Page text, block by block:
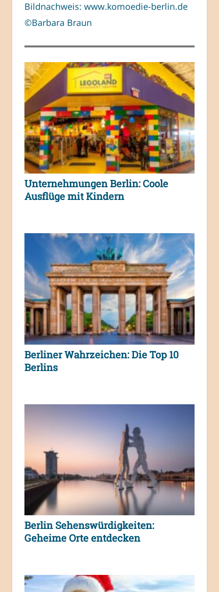
Bildnachweis: www.komoedie-berlin.de
©Barbara Braun
Unternehmungen Berlin: Coole
Ausflüge mit Kindern
Berliner Wahrzeichen: Die Top 10
Berlins
Berlin Sehenswürdigkeiten:
Geheime Orte entdecken